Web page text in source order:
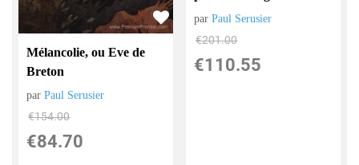
Mélancolie, ou Eve de
Breton
parPaul Serusier
€154.00
€84.70
parPaul Serusier
€201.00
€110.55